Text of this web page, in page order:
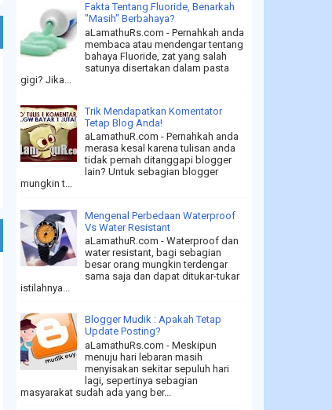
Fakta Tentang Fluoride, Benarkah
"Masih" Berbahaya?
aLamathuRs.com - Pernahkah anda
membaca atau mendengar tentang
bahaya Fluoride, zat yang salah
satunya disertakan dalam pasta
gigi? Jika...
Trik Mendapatkan Komentator
Tetap Blog Anda!
aLamathuR.com - Pernahkah anda
merasa kesal karena tulisan anda
tidak pernah ditanggapi blogger
lain? Untuk sebagian blogger
mungkin t...
Mengenal Perbedaan Waterproof
Vs Water Resistant
aLamathuR.com - Waterproof dan
water resistant, bagi sebagian
besar orang mungkin terdengar
sama saja dan dapat ditukar-tukar
istilahnya...
Blogger Mudik : Apakah Tetap
Update Posting?
aLamathuRs.com - Meskipun
menuju hari lebaran masih
menyisakan sekitar sepuluh hari
lagi, sepertinya sebagian
masyarakat sudah ada yang ber...